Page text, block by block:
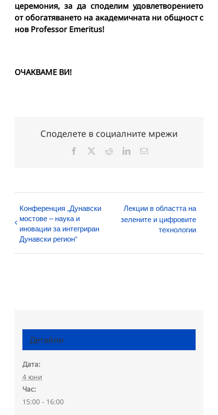
церемония, за да споделим удовлетворението
от обогатяването на академичната ни общност с
нов Professor Emeritus!
ОЧАКВАМЕ ВИ!
Споделете в социалните мрежи
Facebook RedditLinkedInЕлектронна
Конференция „Дунавски
мостове – наука и
иновации за интегриран
Дунавски регион“
Лекции в областта на
зелените и цифровите
технологии
Детайли
Дата:
4 юни
Час:
15:00 - 16:00